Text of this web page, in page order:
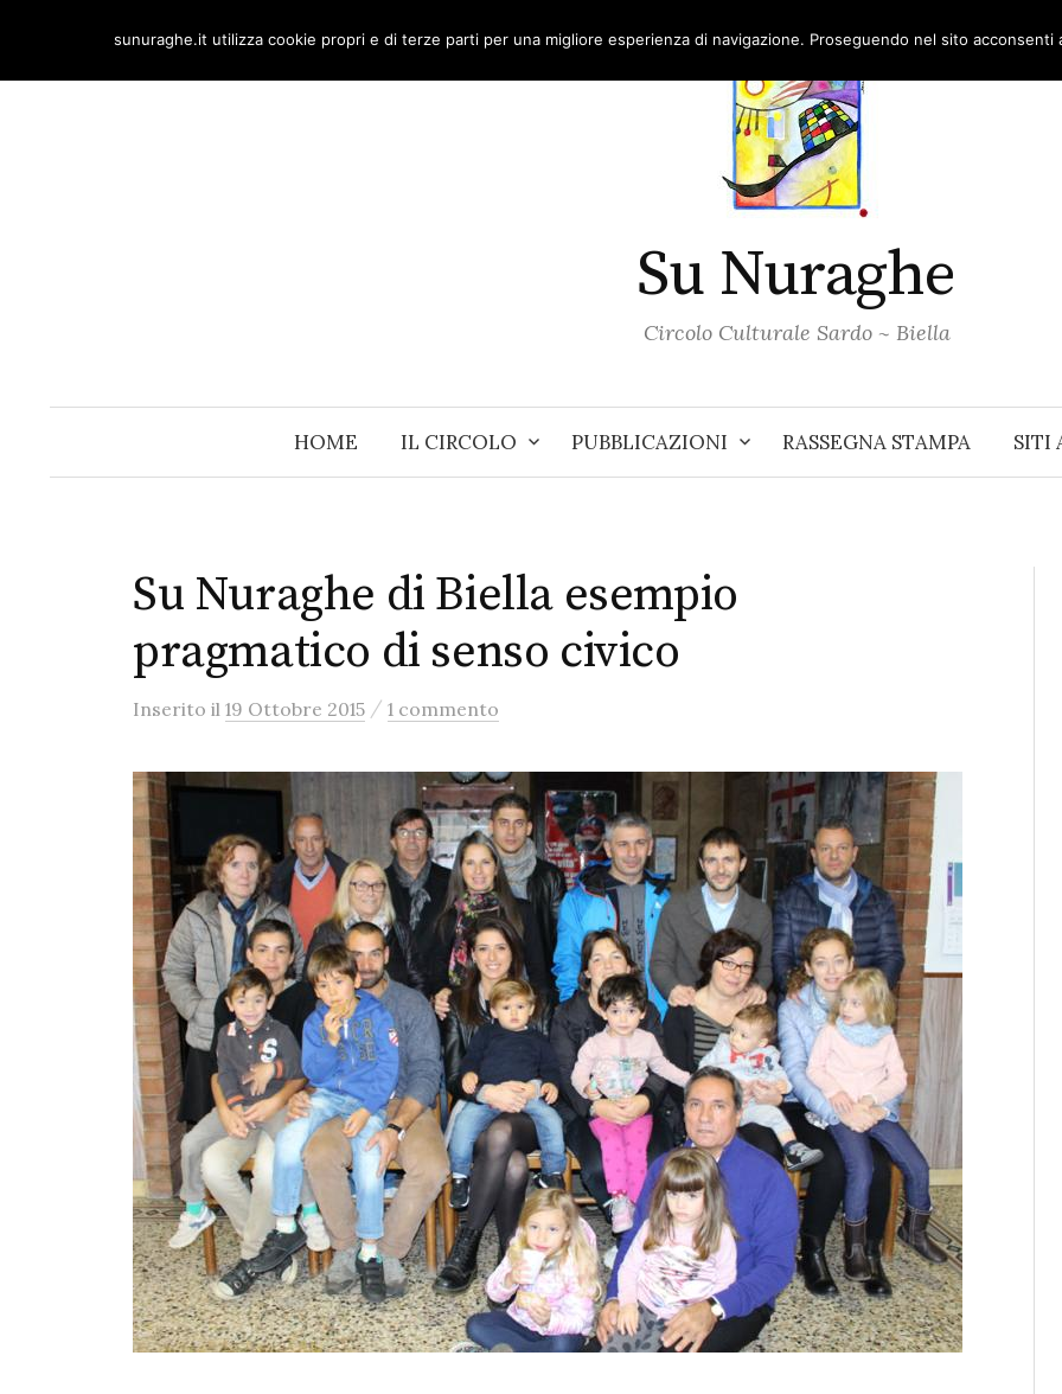
content
Su Nuraghe
Circolo Culturale Sardo ~ Biella
HOME IL CIRCOLO PUBBLICAZIONI RASSEGNA STAMPA SITI
Su Nuraghe di Biella esempio
pragmatico di senso civico
Inserito il 19 Ottobre 2015 / 1 commento
sunuraghe.it utilizza cookie propri e di terze parti per una migliore esperienza di navigazione. Proseguendo nel sito acconsenti